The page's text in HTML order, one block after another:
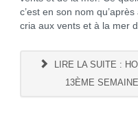
c’est en son nom
cria aux vents et à la mer
LIRE LA SUITE :
13ÈME